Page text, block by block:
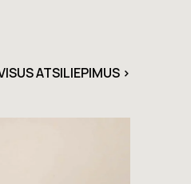
ATSILIEPIMUS >